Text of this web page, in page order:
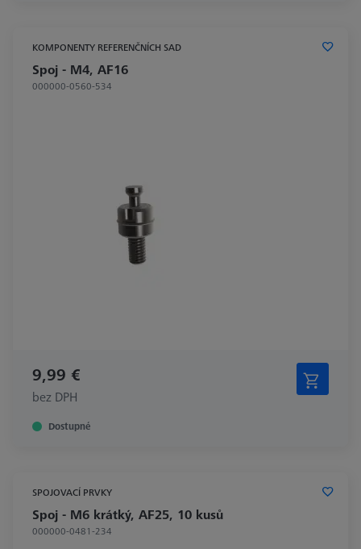
KOMPONENTY REFERENČNÍCH SAD
Spoj - M4, AF16
000000-0560-534
9,99 €
bez DPH
Dostupné
SPOJOVACÍ PRVKY
Spoj - M6 krátký, AF25, 10 kusů
000000-0481-234